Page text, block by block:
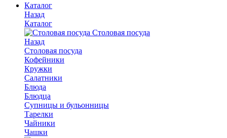
Каталог
Назад
Каталог
Столовая посуда
Назад
Столовая посуда
Кофейники
Кружки
Салатники
Блюда
Блюдца
Супницы и бульонницы
Тарелки
Чайники
Чашки